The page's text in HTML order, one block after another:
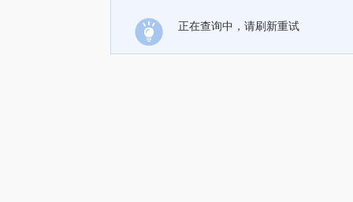
正在查询中，请刷新重试